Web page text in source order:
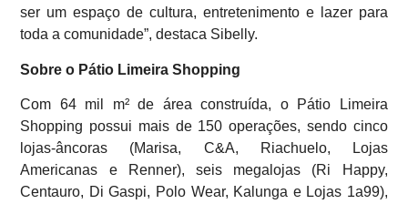
ser um espaço de cultura, entretenimento e lazer para
toda a comunidade”, destaca Sibelly.
Sobre o Pátio Limeira Shopping
Com 64 mil m² de área construída, o Pátio Limeira
Shopping possui mais de 150 operações, sendo cinco
lojas-âncoras (Marisa, C&A, Riachuelo, Lojas
Americanas e Renner), seis megalojas (Ri Happy,
Centauro, Di Gaspi, Polo Wear, Kalunga e Lojas 1a99),